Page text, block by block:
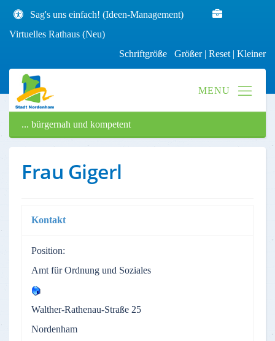
Sag's uns einfach! (Ideen-Management)
Virtuelles Rathaus (Neu)
Schriftgröße Größer| Reset | Kleiner
... bürgernah und kompetent
Frau Gigerl
Kontakt
Position:
Amt für Ordnung und Soziales
Walther-Rathenau-Straße 25
Nordenham